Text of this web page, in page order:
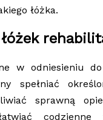
łóżka.
w odniesieniu
spełniać
sprawną
codzienne